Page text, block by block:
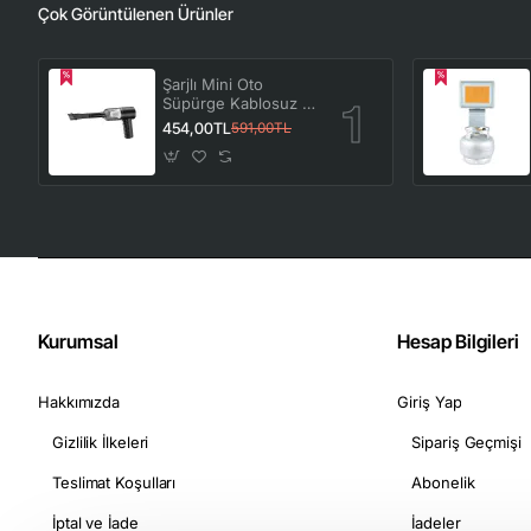
Çok Görüntülenen Ürünler
Şarjlı Mini Oto
Süpürge Kablosuz El
Araç Süpürgesi
Güçlü Vakum Çekiş
ve Üfleme
454,00TL591,00TL
Kurumsal
Hakkımızda
Gizlilik İlkeleri
Teslimat Koşulları
İptal ve İade
Hesap Bilgileri
Giriş Yap
Sipariş Geçmişi
Abonelik
İadeler